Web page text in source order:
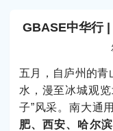
GBASE中华行 |
五月，自庐州的青
水，漫至冰城观
子”风采。南大通
肥、西安、哈尔